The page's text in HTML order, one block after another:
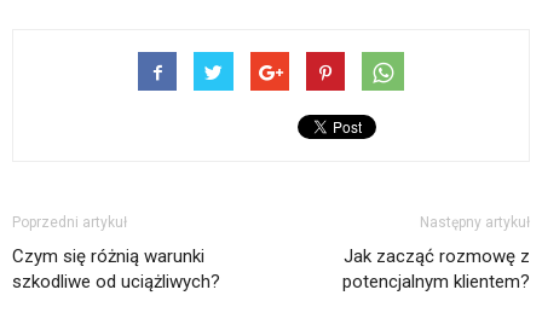
Poprzedni artykuł
Czym się różnią warunki
szkodliwe od uciążliwych?
Następny artykuł
Jak zacząć rozmowę z
potencjalnym klientem?